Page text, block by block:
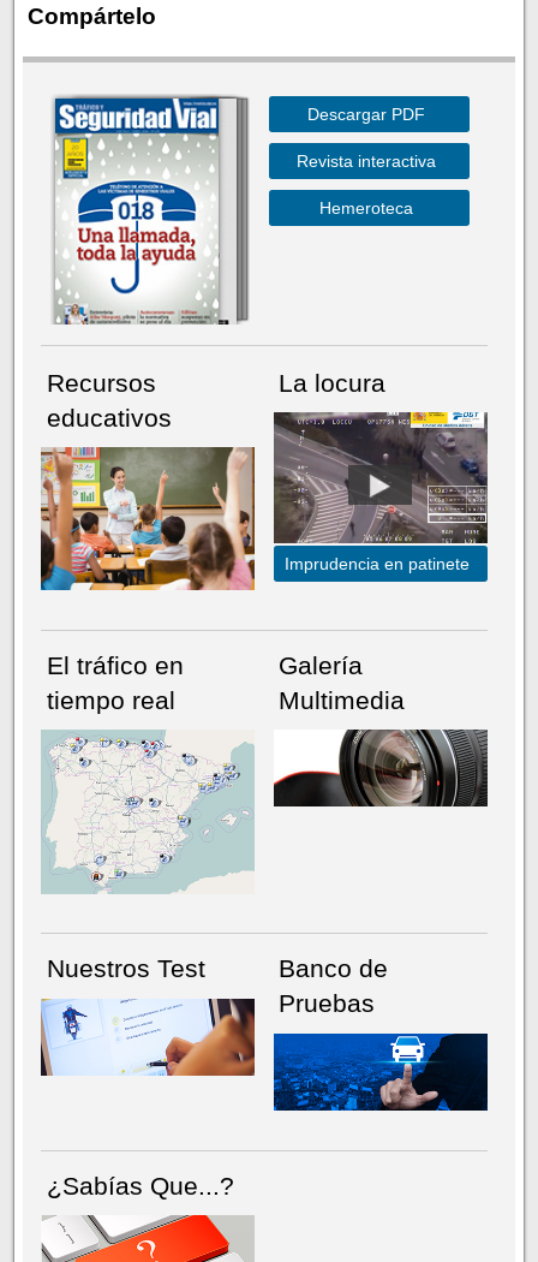
Compártelo
NÚMERO ACTUALHEMEROTECA
Descargar PDF
Revista interactiva
Hemeroteca
Recursos
educativos
La locura
Imprudencia en patinete
El tráfico en
tiempo real
Galería
Multimedia
Nuestros Test
Banco de
Pruebas
¿Sabías Que...?